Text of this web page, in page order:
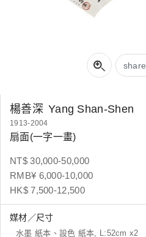
share
楊善深 Yang Shan-Shen
1913-2004
扇面(一字一畫)
NT$ 30,000-50,000
RMB¥ 6,000-10,000
HK$ 7,500-12,500
媒材／尺寸
水墨 紙本、設色 紙本, L:52cm x2